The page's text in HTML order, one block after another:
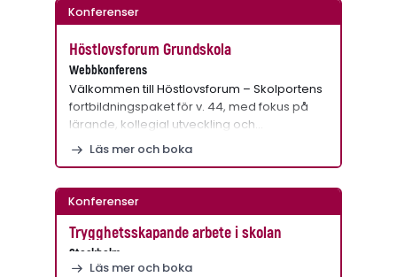
Konferenser
Höstlovsforum Grundskola
Webbkonferens
Välkommen till Höstlovsforum – Skolportens
fortbildningspaket för v. 44, med fokus på
lärande, kollegial utveckling och…
Läs mer och boka
Konferenser
Trygghetsskapande arbete i skolan
Stockholm
Läs mer och boka